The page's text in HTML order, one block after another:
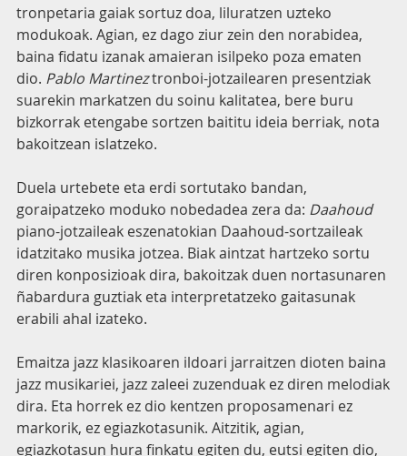
tronpetaria gaiak sortuz doa, liluratzen uzteko
modukoak. Agian, ez dago ziur zein den norabidea,
baina fidatu izanak amaieran isilpeko poza ematen
dio. Pablo Martineztronboi-jotzailearen presentziak
suarekin markatzen du soinu kalitatea, bere buru
bizkorrak etengabe sortzen baititu ideia berriak, nota
bakoitzean islatzeko.
Duela urtebete eta erdi sortutako bandan,
goraipatzeko moduko nobedadea zera da: Daahoud
piano-jotzaileak eszenatokian Daahoud-sortzaileak
idatzitako musika jotzea. Biak aintzat hartzeko sortu
diren konposizioak dira, bakoitzak duen nortasunaren
ñabardura guztiak eta interpretatzeko gaitasunak
erabili ahal izateko.
Emaitza jazz klasikoaren ildoari jarraitzen dioten baina
jazz musikariei, jazz zaleei zuzenduak ez diren melodiak
dira. Eta horrek ez dio kentzen proposamenari ez
markorik, ez egiazkotasunik. Aitzitik, agian,
egiazkotasun hura finkatu egiten du, eutsi egiten dio,